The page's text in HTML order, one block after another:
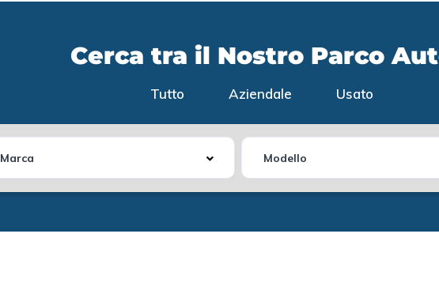
Cerca tra il Nostro Parco
Tutto Aziendale Usato
Marca Modello